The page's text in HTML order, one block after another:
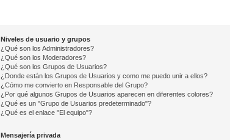
Niveles de usuario y grupos
¿Qué son los Administradores?
¿Qué son los Moderadores?
¿Qué son los Grupos de Usuarios?
¿Donde están los Grupos de Usuarios y como me puedo unir a ellos?
¿Cómo me convierto en Responsable del Grupo?
¿Por qué algunos Grupos de Usuarios aparecen en diferentes colores?
¿Qué es un "Grupo de Usuarios predeterminado"?
¿Qué es el enlace "El equipo"?
Mensajería privada